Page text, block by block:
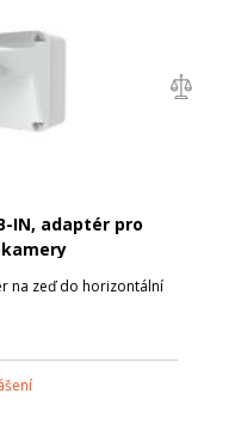
IN, adaptér pro
na zeď do horizontální